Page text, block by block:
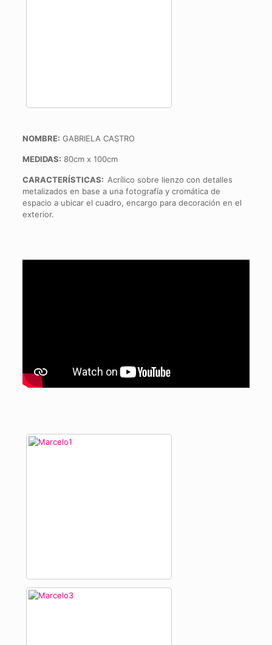
NOMBRE: GABRIELA CASTRO
MEDIDAS: 80cm x 100cm
CARACTERÍSTICAS: Acrílico sobre lienzo con detalles
metalizados en base a una fotografía y cromática de
espacio a ubicar el cuadro, encargo para decoración en el
exterior.